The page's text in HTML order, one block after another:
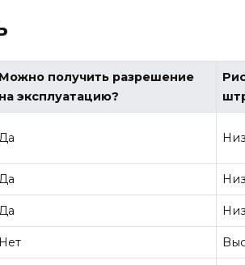
Можно получить разрешение
на эксплуатацию?
Нет